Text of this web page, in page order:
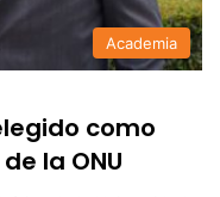
Academia
como
la ONU